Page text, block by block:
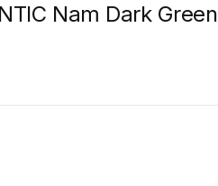
Nam Dark Green